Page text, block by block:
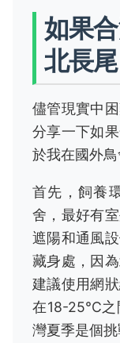
如果
北長
儘管現實中
分享一下如
於我在國外鳥
首先，飼養
舍，最好有
遮陽和通風
藏身處，因
建議使用網
在18-25°C
灣夏季是個挑